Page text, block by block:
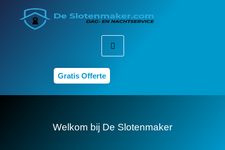
Gratis Offerte
Welkom bij De Slotenmaker